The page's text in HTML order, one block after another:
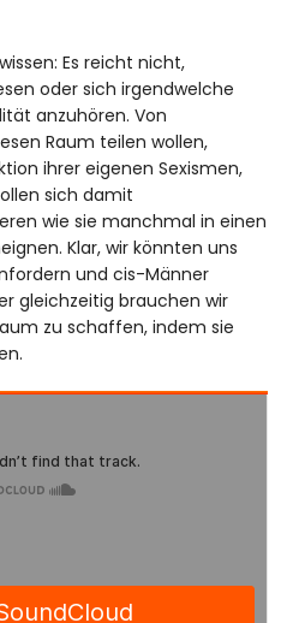
Es reicht nicht,
oder sich irgendwelche
anzuhören. Von
Raum teilen wollen,
ihrer eigenen Sexismen,
sich damit
wie sie manchmal in einen
Klar, wir könnten uns
und cis-Männer
gleichzeitig brauchen wir
zu schaffen, indem sie